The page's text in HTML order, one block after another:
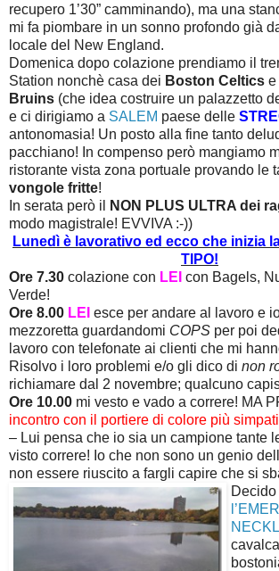
recupero 1’30” camminando), ma una
mi fa piombare in un sonno profondo già
locale del New England.
Domenica dopo colazione prendiamo il
Station nonchè casa dei Boston Celtics e
Bruins (che idea costruire un palazzetto
e ci dirigiamo a SALEM paese delle
antonomasia! Un posto alla fine tanto
pacchiano! In compenso però mangiamo
ristorante vista zona portuale provando le
vongole fritte!
In serata però il
NON PLUS ULTRA dei
modo magistrale! EVVIVA :-))
Lunedì è lavorativo ed ecco che inizia
TIPO!
Ore 7.30 colazione con LEI con Bagels,
Verde!
Ore 8.00 LEI esce per andare al lavoro e
mezzoretta guardandomi COPS per poi
lavoro con telefonate ai clienti che mi
Risolvo i loro problemi e/o gli dico di non
richiamare dal 2 novembre; qualcuno
Ore 10.00 mi vesto e vado a correre! MA
incontro con il portiere di colore più
– Lui pensa che io sia un campione tante
visto correre! Io che non sono un genio
non essere riuscito a fargli capire che si